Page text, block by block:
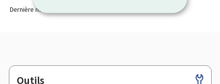
Dernière modification le
Outils